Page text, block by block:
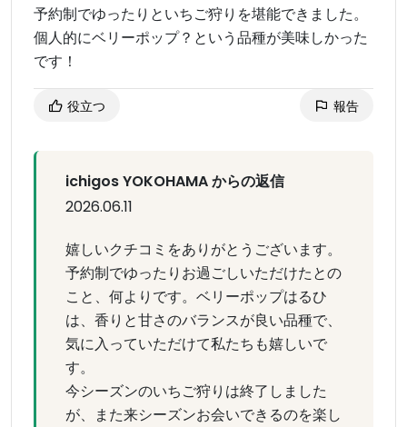
予約制でゆったりといちご狩りを堪能できました。
個人的にベリーポップ？という品種が美味しかった
です！
役立つ 報告
ichigos YOKOHAMA からの返信
2026.06.11
嬉しいクチコミをありがとうございます。
予約制でゆったりお過ごしいただけたとの
こと、何よりです。ベリーポップはるひ
は、香りと甘さのバランスが良い品種で、
気に入っていただけて私たちも嬉しいで
す。
今シーズンのいちご狩りは終了しました
が、また来シーズンお会いできるのを楽し